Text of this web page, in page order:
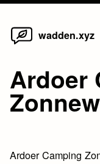
Skip
wadden.xyz
Ardoer
Ardoer Camping